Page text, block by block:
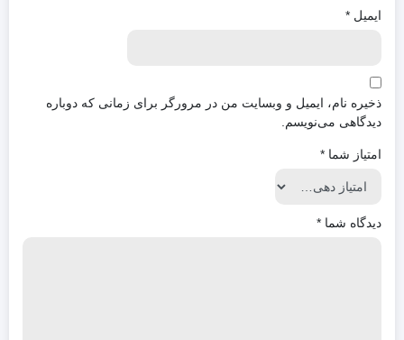
ایمیل *
ذخیره نام، ایمیل و وبسایت من در مرورگر برای زمانی که دوباره
دیدگاهی می‌نویسم.
امتیاز شما *
دیدگاه شما *